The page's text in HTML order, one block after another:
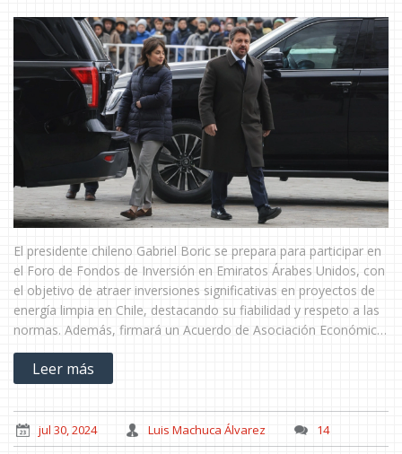
El presidente chileno Gabriel Boric se prepara para participar en
el Foro de Fondos de Inversión en Emiratos Árabes Unidos, con
el objetivo de atraer inversiones significativas en proyectos de
energía limpia en Chile, destacando su fiabilidad y respeto a las
normas. Además, firmará un Acuerdo de Asociación Económica
Amplia (CEPA) para impulsar el comercio bilateral.
Leer más
jul 30, 2024 Luis Machuca Álvarez 14